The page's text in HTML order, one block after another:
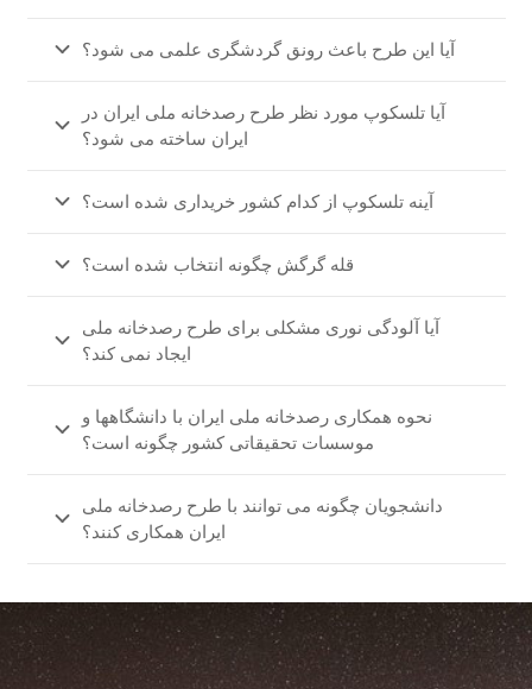
آیا این طرح باعث رونق گردشگری علمی می شود؟
آیا تلسکوپ مورد نظر طرح رصدخانه ملی ایران در
ایران ساخته می شود؟
آینه تلسکوپ از کدام کشور خریداری شده است؟
قله گرگش چگونه انتخاب شده است؟
آیا آلودگی نوری مشکلی برای طرح رصدخانه ملی
ایجاد نمی کند؟
نحوه همکاری رصدخانه ملی ایران با دانشگاهها و
موسسات تحقیقاتی کشور چگونه است؟
دانشجویان چگونه می توانند با طرح رصدخانه ملی
ایران همکاری کنند؟